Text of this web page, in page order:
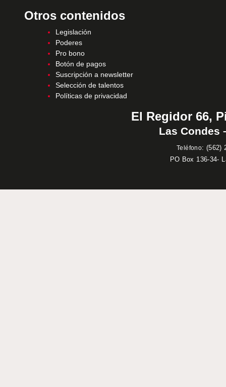
Otros contenidos
Legislación
Poderes
Pro bono
Botón de pagos
Suscripción a newsletter
Selección de talentos
Políticas de privacidad
El Regidor 66,
Las Condes
Teléfono: (562)
PO Box 136-34-